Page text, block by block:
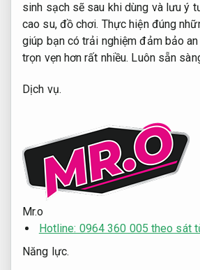
sinh sạch sẽ sau khi dùng và lưu ý
cao su, đồ chơi. Thực hiện đúng
giúp bạn có trải nghiệm đảm bảo
trọn vẹn hơn rất nhiều. Luôn sẵn
Dịch vụ.
Mr.o
Hotline: 0964 360 005 theo sát
Năng lực.